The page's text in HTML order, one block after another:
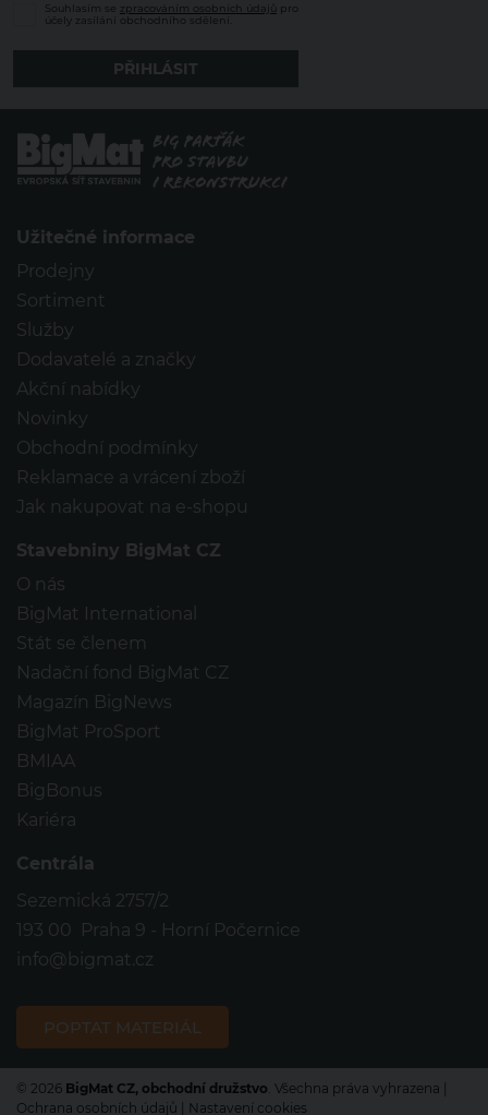
Souhlasím se zpracováním osobních údajů
pro
účely zasílání obchodního sdělení.
Užitečné informace
Prodejny
Sortiment
Služby
Dodavatelé a značky
Akční nabídky
Novinky
Obchodní podmínky
Reklamace a vrácení zboží
Jak nakupovat na e-shopu
Stavebniny BigMat CZ
O nás
BigMat International
Stát se členem
Nadační fond BigMat CZ
Magazín BigNews
BigMat ProSport
BMIAA
BigBonus
Kariéra
Centrála
Sezemická 2757/2
193 00 Praha 9 - Horní Počernice
info@bigmat.cz
© 2026 BigMat CZ, obchodní družstvo . Všechna práva vyhrazena |
Ochrana osobních údajů | Nastavení cookies